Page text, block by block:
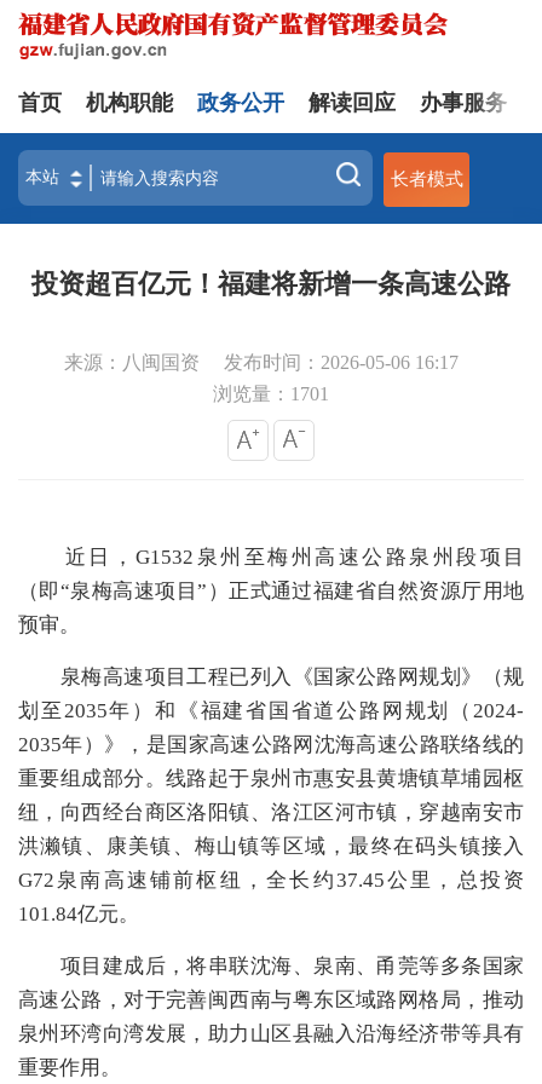
首页 机构职能 政务公开 解读回应 办事服务
长者模式
投资超百亿元！福建将新增一条高速公路
来源：八闽国资
发布时间：2026-05-06 16:17
浏览量： 1701
近日，G1532泉州至梅州高速公路泉州段项目
（即“泉梅高速项目”）正式通过福建省自然资源厅用地
预审。
泉梅高速项目工程已列入《国家公路网规划》（规
划至2035年）和《福建省国省道公路网规划（2024-
2035年）》，是国家高速公路网沈海高速公路联络线的
重要组成部分。线路起于泉州市惠安县黄塘镇草埔园枢
纽，向西经台商区洛阳镇、洛江区河市镇，穿越南安市
洪濑镇、康美镇、梅山镇等区域，最终在码头镇接入
G72泉南高速铺前枢纽，全长约37.45公里，总投资
101.84亿元。
项目建成后，将串联沈海、泉南、甬莞等多条国家
高速公路，对于完善闽西南与粤东区域路网格局，推动
泉州环湾向湾发展，助力山区县融入沿海经济带等具有
重要作用。